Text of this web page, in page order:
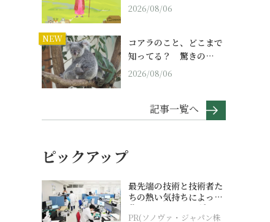
2026/08/06
NEW
コアラのこと、どこまで
知ってる？ 驚きの…
2026/08/06
記事一覧へ
ピックアップ
最先端の技術と技術者た
ちの熱い気持ちによって
作られているオーダーメ
イド補聴器
PR(ソノヴァ・ジャパン株